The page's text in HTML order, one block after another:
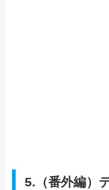
5.（番外編）